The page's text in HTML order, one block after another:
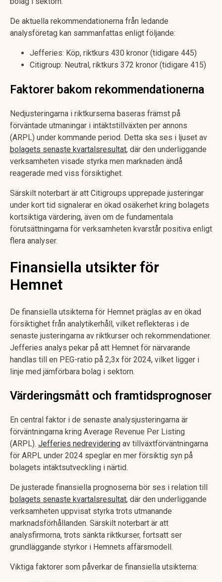
De aktuella rekommendationerna från ledande
analysföretag kan sammanfattas enligt följande:
Jefferies: Köp, riktkurs 430 kronor (tidigare 445)
Citigroup: Neutral, riktkurs 372 kronor (tidigare 415)
Faktorer bakom rekommendationerna
Nedjusteringarna i riktkurserna baseras främst på
förväntade utmaningar i intäktstillväxten per annons
(ARPL) under kommande period. Detta ska ses i ljuset av
bolagets senaste kvartalsresultat, där den underliggande
verksamheten visade styrka men marknaden ändå
reagerade med viss försiktighet.
Särskilt noterbart är att Citigroups upprepade justeringar
under kort tid signalerar en ökad osäkerhet kring bolagets
kortsiktiga värdering, även om de fundamentala
förutsättningarna för verksamheten kvarstår positiva enligt
flera analyser.
Finansiella utsikter för
Hemnet
De finansiella utsikterna för Hemnet präglas av en ökad
försiktighet från analytikerhåll, vilket reflekteras i de
senaste justeringarna av riktkurser och rekommendationer.
Jefferies analys pekar på att Hemnet för närvarande
handlas till en PEG-ratio på 2,3x för 2024, vilket ligger i
linje med jämförbara bolag i sektorn.
Värderingsmått och framtidsprognoser
En central faktor i de senaste analysjusteringarna är
förväntningarna kring Average Revenue Per Listing
(ARPL). Jefferies nedrevidering av tillväxtförväntningarna
för ARPL under 2024 speglar en mer försiktig syn på
bolagets intäktsutveckling i närtid.
De justerade finansiella prognoserna bör ses i relation till
bolagets senaste kvartalsresultat, där den underliggande
verksamheten uppvisat styrka trots utmanande
marknadsförhållanden. Särskilt noterbart är att
analysfirmorna, trots sänkta riktkurser, fortsatt ser
grundläggande styrkor i Hemnets affärsmodell.
Viktiga faktorer som påverkar de finansiella utsikterna: